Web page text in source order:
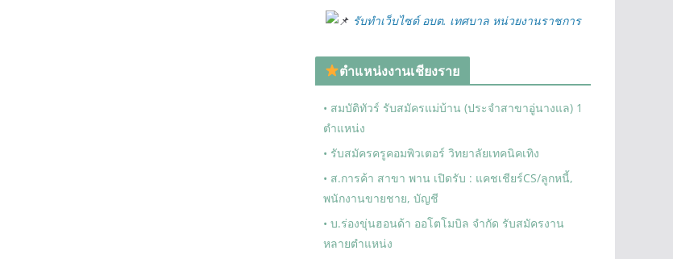
รับทำเว็บไซต์ อบต. เทศบาล หน่วยงานราชการ
ตำแหน่งงานเชียงราย
• สมบัติทัวร์ รับสมัครแม่บ้าน (ประจำสาขาอู่นางแล) 1
ตำแหน่ง
• รับสมัครครูคอมพิวเตอร์ วิทยาลัยเทคนิคเทิง
• ส.การค้า สาขา พาน เปิดรับ : แคชเชียร์CS/ลูกหนี้,
พนักงานขายชาย, บัญชี
• บ.ร่องขุ่นฮอนด้า ออโตโมบิล จำกัด รับสมัครงาน
หลายตำแหน่ง